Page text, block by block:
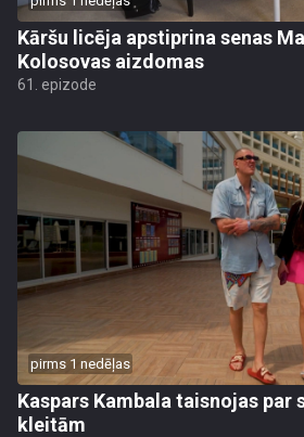
Kāršu licēja apstiprina senas
Kolosovas aizdomas
61. epizode
pirms 1 nedēļas
Kaspars Kambala taisnojas par
kleitām